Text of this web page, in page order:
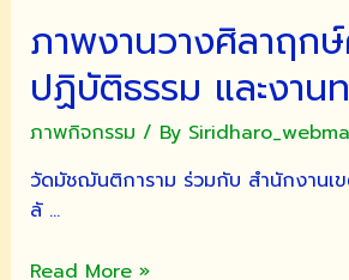
ภาพงานวางศิลาฤกษ์
ปฏิบัติธรรม และงาน
ภาพกิจกรรม / By
วัดมัชฌันติการาม ร่วมกับ สำนักงานเ
ลั …
ภาพ
Read More »